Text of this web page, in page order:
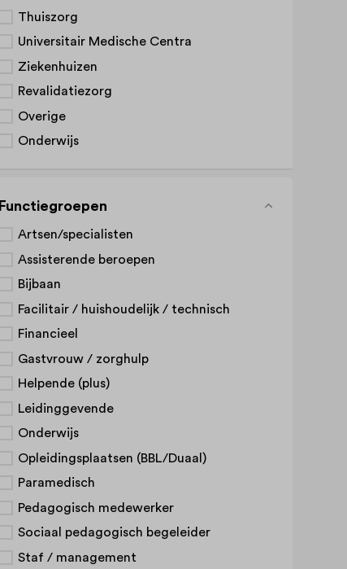
Thuiszorg
Universitair Medische Centra
Ziekenhuizen
Revalidatiezorg
Overige
Onderwijs
Functiegroepen
Artsen/specialisten
Assisterende beroepen
Bijbaan
Facilitair / huishoudelijk / technisch
Financieel
Gastvrouw / zorghulp
Helpende (plus)
Leidinggevende
Onderwijs
Opleidingsplaatsen (BBL/Duaal)
Paramedisch
Pedagogisch medewerker
Sociaal pedagogisch begeleider
Staf / management